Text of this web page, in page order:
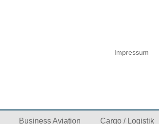
Impressum
Business Aviation Cargo / Logistik